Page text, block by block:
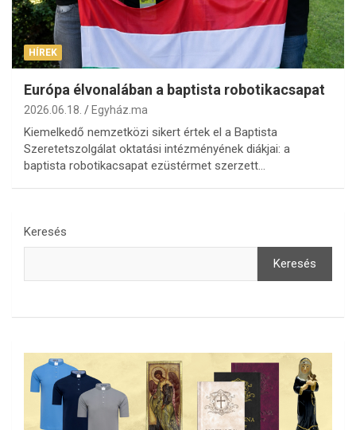
HÍREK
Európa élvonalában a baptista robotikacsapat
2026.06.18. Egyház.ma
Kiemelkedő nemzetközi sikert értek el a Baptista
Szeretetszolgálat oktatási intézményének diákjai: a
baptista robotikacsapat ezüstérmet szerzett…
Keresés
Keresés